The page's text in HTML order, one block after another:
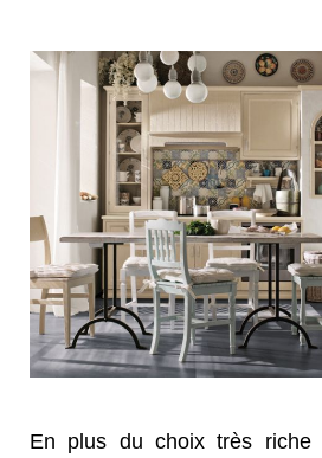
En plus du choix très